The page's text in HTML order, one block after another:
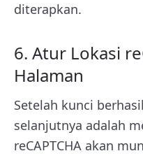
diterapkan.
6. Atur Lokasi
Halaman
Setelah kunci
selanjutnya adalah
reCAPTCHA akan